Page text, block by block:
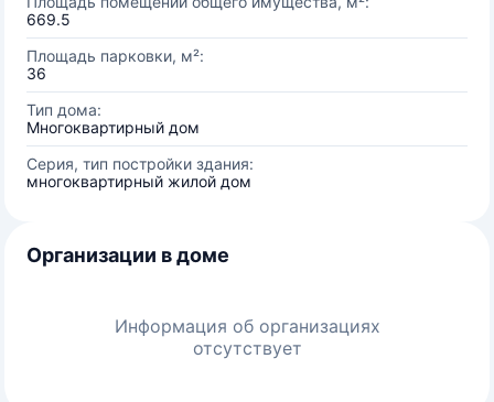
669.5
Площадь парковки, м²:
36
Тип дома:
Многоквартирный дом
Серия, тип постройки здания:
многоквартирный жилой дом
Организации в доме
Информация об организациях
отсутствует